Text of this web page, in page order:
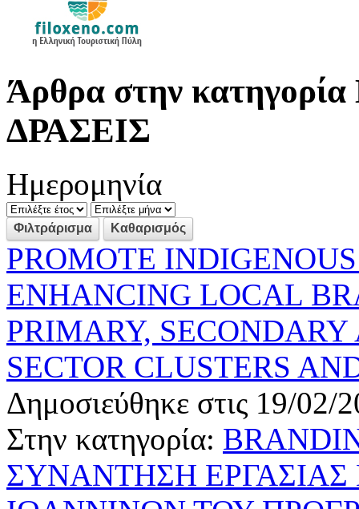
Άρθρα στην
ΔΡΑΣΕΙΣ
Ημερομηνία
PROMOTE
ENHANCING LOCAL
PRIMARY,
SECTOR CLUSTERS
Δημοσιεύθηκε στις 19/02/
Στην κατηγορία:
ΣΥΝΑΝΤΗΣΗ